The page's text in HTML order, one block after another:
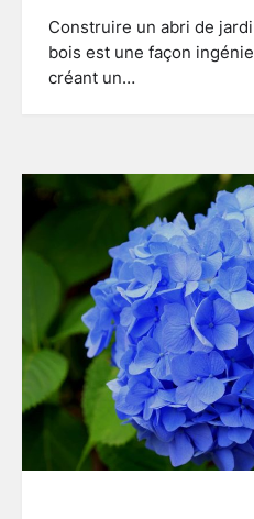
Construire un abri de
bois est une façon
créant un…